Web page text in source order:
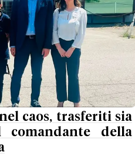
caos, trasferiti sia
della